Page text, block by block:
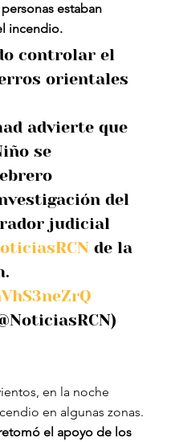
estaban
incendio.
controlar el
orientales
advierte que
se
del
judicial
de la
en la noche
en algunas zonas.
el apoyo de los